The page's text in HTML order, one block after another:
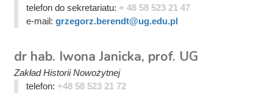
telefon do sekretariatu: + 48 58 523 21 47
e-mail: grzegorz.berendt@ug.edu.pl
dr hab. Iwona Janicka, prof. UG
Zakład Historii Nowożytnej
telefon: +48 58 523 21 72